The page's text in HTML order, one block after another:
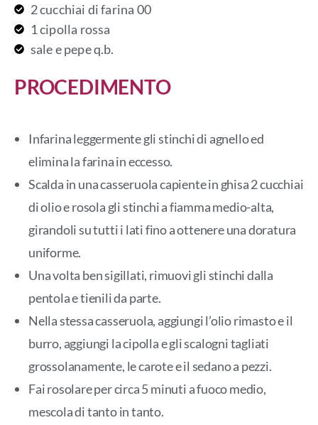
2 cucchiai di farina 00
1 cipolla rossa
sale e pepe q.b.
PROCEDIMENTO
Infarina leggermente gli stinchi di agnello ed
elimina la farina in eccesso.
Scalda in una casseruola capiente in ghisa 2 cucchiai
di olio e rosola gli stinchi a fiamma medio-alta,
girandoli su tutti i lati fino a ottenere una doratura
uniforme.
Una volta ben sigillati, rimuovi gli stinchi dalla
pentola e tienili da parte.
Nella stessa casseruola, aggiungi l’olio rimasto e il
burro, aggiungi la cipolla e gli scalogni tagliati
grossolanamente, le carote e il sedano a pezzi.
Fai rosolare per circa 5 minuti a fuoco medio,
mescola di tanto in tanto.